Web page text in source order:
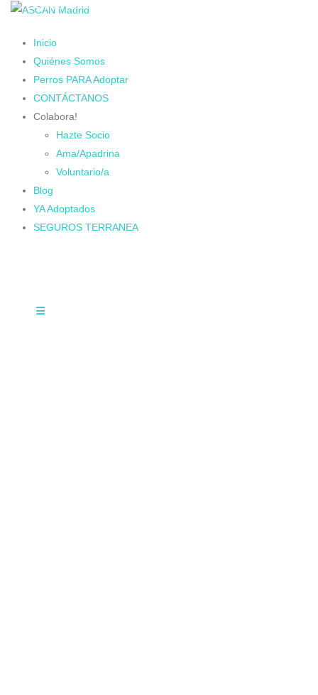
Inicio
Quiénes Somos
Perros PARA Adoptar
CONTÁCTANOS
Colabora!
Hazte Socio
Ama/Apadrina
Voluntario/a
Blog
YA Adoptados
SEGUROS TERRANEA
Cambiando Conciencias